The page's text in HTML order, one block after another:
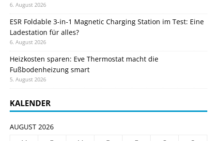
6. August 2026
ESR Foldable 3-in-1 Magnetic Charging Station im Test: Eine
Ladestation für alles?
6. August 2026
Heizkosten sparen: Eve Thermostat macht die
Fußbodenheizung smart
5. August 2026
KALENDER
AUGUST 2026